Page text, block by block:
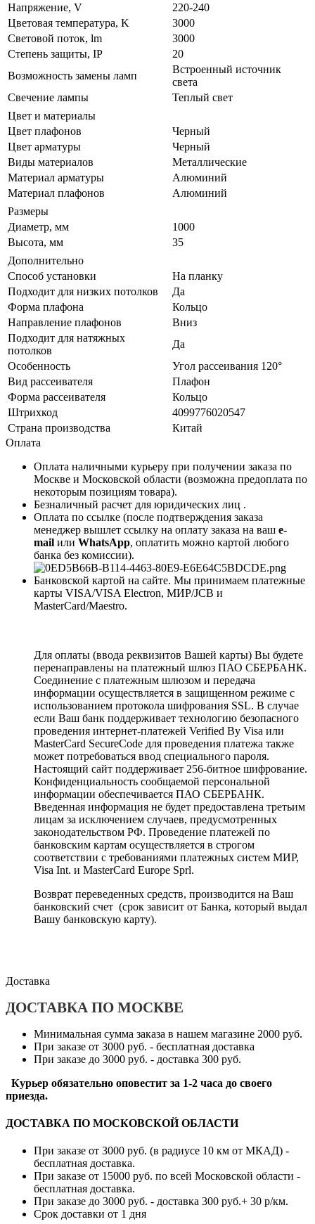
Напряжение, V
220-240
Цветовая температура, K
3000
Световой поток, lm
3000
Степень защиты, IP
20
Возможность замены ламп
Встроенный источник
света
Свечение лампы
Теплый свет
Цвет и материалы
Цвет плафонов
Черный
Цвет арматуры
Черный
Виды материалов
Металлические
Материал арматуры
Алюминий
Материал плафонов
Алюминий
Размеры
Диаметр, мм
1000
Высота, мм
35
Дополнительно
Способ установки
На планку
Подходит для низких потолков
Да
Форма плафона
Кольцо
Направление плафонов
Вниз
Подходит для натяжных
потолков
Да
Особенность
Угол рассеивания 120°
Вид рассеивателя
Плафон
Форма рассеивателя
Кольцо
Штрихкод
4099776020547
Страна производства
Китай
Оплата
Оплата наличными курьеру при получении заказа по
Москве и Московской области (возможна предоплата по
некоторым позициям товара).
Безналичный расчет для юридических лиц .
Оплата по ссылке (после подтверждения заказа
менеджер вышлет ссылку на оплату заказа на ваш e-
mail или WhatsApp, оплатить можно картой любого
банка без комиссии).
Банковской картой на сайте. Мы принимаем платежные
карты VISA/VISA Electron, МИР/JCB и
MasterCard/Maestro.
Для оплаты (ввода реквизитов Вашей карты) Вы будете
перенаправлены на платежный шлюз ПАО СБЕРБАНК.
Соединение с платежным шлюзом и передача
информации осуществляется в защищенном режиме с
использованием протокола шифрования SSL. В случае
если Ваш банк поддерживает технологию безопасного
проведения интернет-платежей Verified By Visa или
MasterCard SecureCode для проведения платежа также
может потребоваться ввод специального пароля.
Настоящий сайт поддерживает 256-битное шифрование.
Конфиденциальность сообщаемой персональной
информации обеспечивается ПАО СБЕРБАНК.
Введенная информация не будет предоставлена третьим
лицам за исключением случаев, предусмотренных
законодательством РФ. Проведение платежей по
банковским картам осуществляется в строгом
соответствии с требованиями платежных систем МИР,
Visa Int. и MasterCard Europe Sprl.
Возврат переведенных средств, производится на Ваш
банковский счет (срок зависит от Банка, который выдал
Вашу банковскую карту).
Доставка
ДОСТАВКА ПО МОСКВЕ
Минимальная сумма заказа в нашем магазине 2000 руб.
При заказе от 3000 руб. - бесплатная доставка
При заказе до 3000 руб. - доставка 300 руб.
Курьер обязательно оповестит за 1-2 часа до своего
приезда.
ДОСТАВКА ПО МОСКОВСКОЙ ОБЛАСТИ
При заказе от 3000 руб. (в радиусе 10 км от МКАД) -
бесплатная доставка.
При заказе от 15000 руб. по всей Московской области -
бесплатная доставка.
При заказе до 3000 руб. - доставка 300 руб.+ 30 р/км.
Срок доставки от 1 дня